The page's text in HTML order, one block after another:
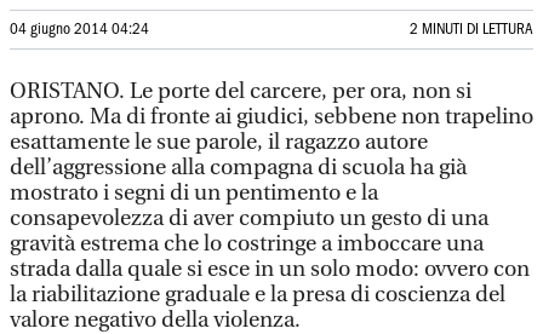
04 giugno 2014 04:24 2 MINUTI DI LETTURA
ORISTANO. Le porte del carcere, per ora, non si
aprono. Ma di fronte ai giudici, sebbene non trapelino
esattamente le sue parole, il ragazzo autore
dell’aggressione alla compagna di scuola ha già
mostrato i segni di un pentimento e la
consapevolezza di aver compiuto un gesto di una
gravità estrema che lo costringe a imboccare una
strada dalla quale si esce in un solo modo: ovvero con
la riabilitazione graduale e la presa di coscienza del
valore negativo della violenza.